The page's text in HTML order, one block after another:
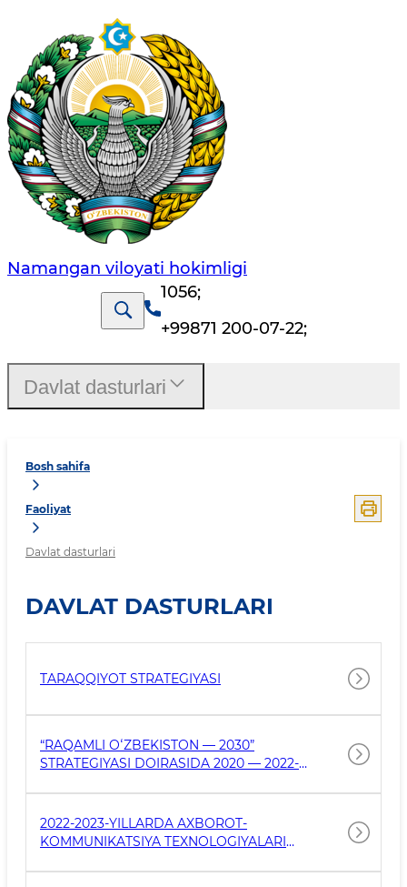
Namangan vilоyati hоkimligi
1056;
+99871 200-07-22;
Bosh sahifa
Faoliyat
Davlat dasturlari
DAVLAT DASTURLARI
TARAQQIYOT STRATEGIYASI
“RAQAMLI OʻZBEKISTON — 2030”
STRATEGIYASI DOIRASIDA 2020 — 2022-
TRANSFORMATSIYA QILISH DASTURI
2022-2023-YILLARDA AXBOROT-
KOMMUNIKATSIYA TEXNOLOGIYALARI
CHORA-TADBIRLARI TOʻGʻRISIDA
Davlat dasturlari